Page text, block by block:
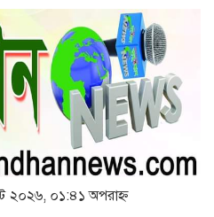
২০২৬, ০১:৪১ অপরাহ্ন